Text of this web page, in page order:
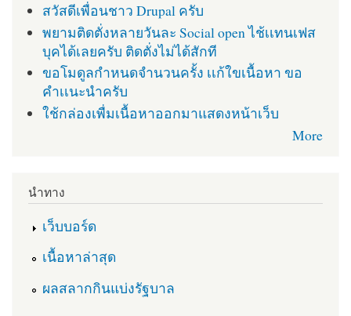
สวัสดีเพื่อนชาว Drupal ครับ
พยามติดตั่งหลายวันละ Social open ไช้เเทนเฟส
บุคได้เลยครับ ติดตั่งไม่ได้สักที
ขอโมดูลกำหนดจำนวนครั้ง เเก้ใขเนื้อหา ขอ
คำเเนะนำครับ
ใช้กล่องเพื่มเนื้อหาออกมาแสดงหน้าเว็บ
More
นำทาง
เว็บบอร์ด
เนื้อหาล่าสุด
ผลสลากกินแบ่งรัฐบาล